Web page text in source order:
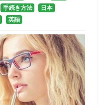
手続き方法
日本
英語